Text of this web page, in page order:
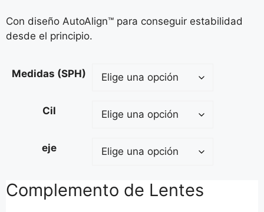
Con diseño AutoAlign™ para conseguir estabilidad
desde el principio.
Medidas (SPH)
Cil
eje
Complemento de Lentes